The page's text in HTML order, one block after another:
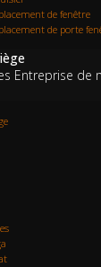
de fenêtre
de porte
Entreprise de